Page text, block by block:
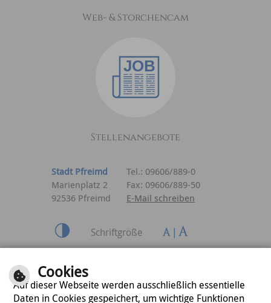
Web- & Storchencam
Stellenangebote
Stadt Pfreimd
Tel.: 09606/889-0
Marienplatz 2
Fax: 09606/889-50
92536 Pfreimd
E-Mail schreiben
Schriftgröße
Datenschutzerklärung
Cookies
Auf dieser Webseite werden ausschließlich essentielle
Daten in Cookies gespeichert, um wichtige Funktionen